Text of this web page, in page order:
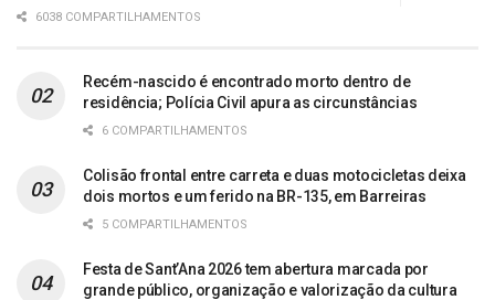
6038 COMPARTILHAMENTOS
Recém-nascido é encontrado morto dentro de
residência; Polícia Civil apura as circunstâncias
6 COMPARTILHAMENTOS
Colisão frontal entre carreta e duas motocicletas deixa
dois mortos e um ferido na BR-135, em Barreiras
5 COMPARTILHAMENTOS
Festa de Sant’Ana 2026 tem abertura marcada por
grande público, organização e valorização da cultura